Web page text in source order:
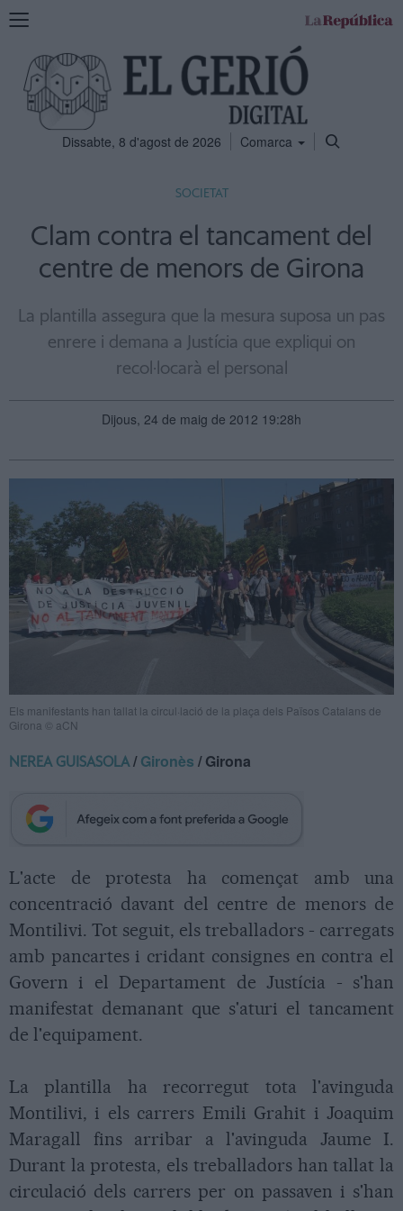
Mostra
navegació
Dissabte, 8 d'agost de 2026 Comarca
SOCIETAT
Clam contra el tancament del
centre de menors de Girona
La plantilla assegura que la mesura suposa un pas
enrere i demana a Justícia que expliqui on
recol·locarà el personal
Dijous, 24 de maig de 2012 19:28h
Els manifestants han tallat la circul·lació de la plaça dels Països Catalans de
Girona © aCN
NEREA GUISASOLA/Gironès / Girona
L'acte de protesta ha començat amb una
concentració davant del centre de menors de
Montilivi. Tot seguit, els treballadors - carregats
amb pancartes i cridant consignes en contra el
Govern i el Departament de Justícia - s'han
manifestat demanant que s'aturi el tancament
de l'equipament.
La plantilla ha recorregut tota l'avinguda
Montilivi, i els carrers Emili Grahit i Joaquim
Maragall fins arribar a l'avinguda Jaume I.
Durant la protesta, els treballadors han tallat la
circulació dels carrers per on passaven i s'han